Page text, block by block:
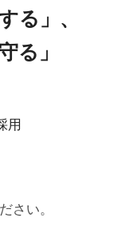
る」、
る」
用
さい。